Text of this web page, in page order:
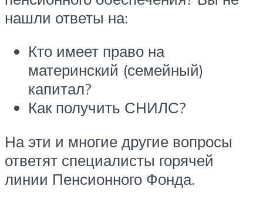
нашли ответы на:
Кто имеет право на
материнский (семейный)
капитал?
Как получить СНИЛС?
На эти и многие другие вопросы
ответят специалисты горячей
линии Пенсионного Фонда.